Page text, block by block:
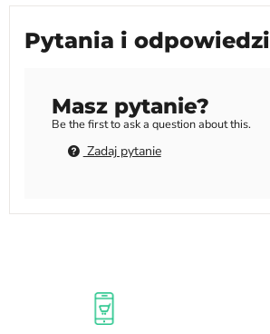
Pytania i odpowiedzi
Masz pytanie?
Be the first to ask a question about this.
Zadaj pytanie